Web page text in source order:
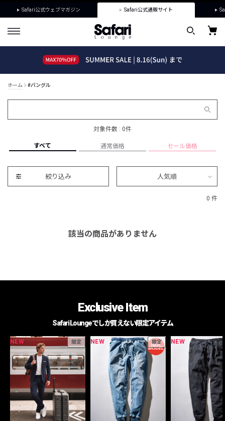
Safari公式ウェブマガジン Safari公式通販サイト
ホーム #バングル
対象件数 : 0件
すべて 通常価格 セール価格
絞り込み 人気順
0 件
該当の商品がありません
Exclusive Item
Safari Loungeでしか買えない限定アイテム
NEW 限定 NEW 限定 NEW